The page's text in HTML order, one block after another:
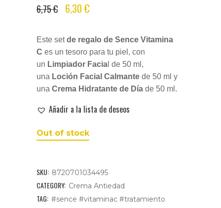
6,75€
ORIGINAL
WAS:
6,75 €.
6,30 €
IS:
6,30 €.
Este set de regalo de Sence Vitamina
C es un tesoro para tu piel, con
un Limpiador Facia l de 50 ml,
una Loción Facial Calmante de 50 ml y
una Crema Hidratante de Día de 50 ml.
Añadir a la lista de deseos
Out of stock
SKU: 8720701034495
CATEGORY: Crema Antiedad
TAG: #sence #vitaminac #tratamiento